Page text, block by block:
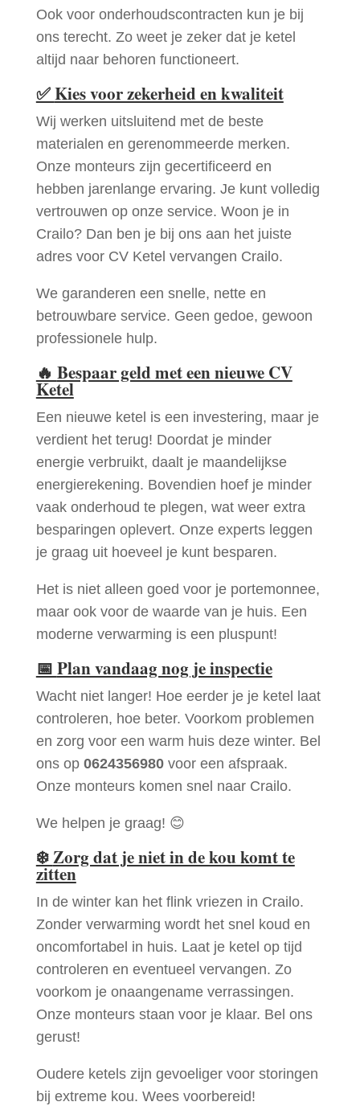
Ook voor onderhoudscontracten kun je bij
ons terecht. Zo weet je zeker dat je ketel
altijd naar behoren functioneert.
✅Kies voor zekerheid en kwaliteit
Wij werken uitsluitend met de beste
materialen en gerenommeerde merken.
Onze monteurs zijn gecertificeerd en
hebben jarenlange ervaring. Je kunt volledig
vertrouwen op onze service. Woon je in
Crailo? Dan ben je bij ons aan het juiste
adres voor CV Ketel vervangen Crailo.
We garanderen een snelle, nette en
betrouwbare service. Geen gedoe, gewoon
professionele hulp.
🔥 Bespaar geld met een nieuwe CV
Ketel
Een nieuwe ketel is een investering, maar je
verdient het terug! Doordat je minder
energie verbruikt, daalt je maandelijkse
energierekening. Bovendien hoef je minder
vaak onderhoud te plegen, wat weer extra
besparingen oplevert. Onze experts leggen
je graag uit hoeveel je kunt besparen.
Het is niet alleen goed voor je portemonnee,
maar ook voor de waarde van je huis. Een
moderne verwarming is een pluspunt!
📅 Plan vandaag nog je inspectie
Wacht niet langer! Hoe eerder je je ketel laat
controleren, hoe beter. Voorkom problemen
en zorg voor een warm huis deze winter. Bel
ons op 0624356980voor een afspraak.
Onze monteurs komen snel naar Crailo.
We helpen je graag! 😊
❄️Zorg dat je niet in de kou komt te
zitten
In de winter kan het flink vriezen in Crailo.
Zonder verwarming wordt het snel koud en
oncomfortabel in huis. Laat je ketel op tijd
controleren en eventueel vervangen. Zo
voorkom je onaangename verrassingen.
Onze monteurs staan voor je klaar. Bel ons
gerust!
Oudere ketels zijn gevoeliger voor storingen
bij extreme kou. Wees voorbereid!